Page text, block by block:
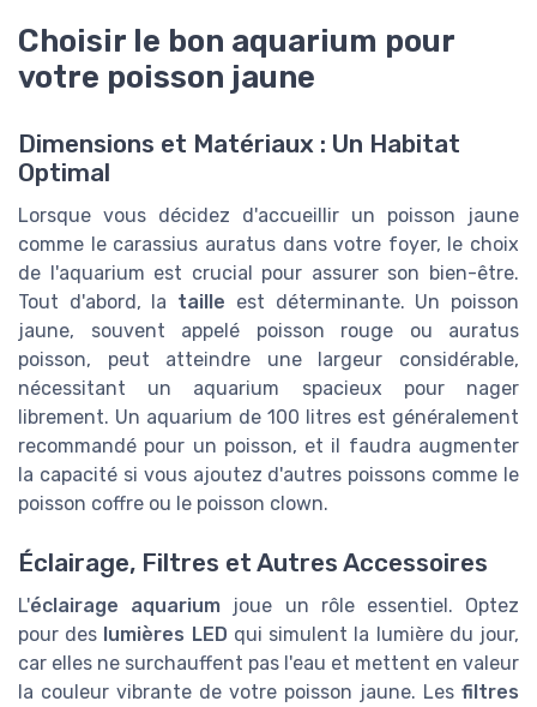
Choisir le bon aquarium pour
votre poisson jaune
Dimensions et Matériaux : Un Habitat
Optimal
Lorsque vous décidez d'accueillir un poisson jaune
comme le carassius auratus dans votre foyer, le choix
de l'aquarium est crucial pour assurer son bien-être.
Tout d'abord, la taille est déterminante. Un poisson
jaune, souvent appelé poisson rouge ou auratus
poisson, peut atteindre une largeur considérable,
nécessitant un aquarium spacieux pour nager
librement. Un aquarium de 100 litres est généralement
recommandé pour un poisson, et il faudra augmenter
la capacité si vous ajoutez d'autres poissons comme le
poisson coffre ou le poisson clown.
Éclairage, Filtres et Autres Accessoires
L'éclairage aquarium joue un rôle essentiel. Optez
pour des lumières LED qui simulent la lumière du jour,
car elles ne surchauffent pas l'eau et mettent en valeur
la couleur vibrante de votre poisson jaune. Les filtres